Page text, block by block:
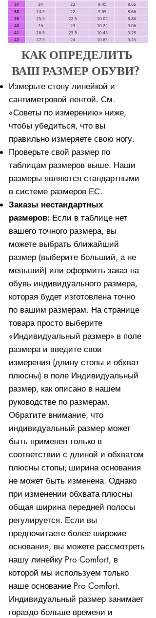
КАК ОПРЕДЕЛИТЬ
ВАШ РАЗМЕР ОБУВИ?
Измерьте стопу линейкой и
сантиметровой лентой. См.
«Советы по измерению» ниже,
чтобы убедиться, что вы
правильно измеряете свою ногу. ​​
Проверьте свой размер по
таблицам размеров выше. Наши
размеры являются стандартными
в системе размеров ЕС.
Заказы нестандартных
размеров: Если в таблице нет
вашего точного размера, вы
можете выбрать ближайший
размер (выберите больший, а не
меньший) или оформить заказ на
обувь индивидуального размера,
которая будет изготовлена ​​точно
по вашим размерам. На странице
товара просто выберите
«Индивидуальный размер» в поле
размера и введите свои
измерения (длину стопы и обхват
плюсны) в поле Индивидуальный
размер, как описано в нашем
руководстве по размерам.
Обратите внимание, что
индивидуальный размер может
быть применен только в
соответствии с длиной и обхватом
плюсны стопы; ширина основания
не может быть изменена. Однако
при изменении обхвата плюсны
общая ширина передней полосы
регулируется. Если вы
предпочитаете более широкие
основания, вы можете рассмотреть
нашу линейку Pro Comfort, в
которой мы используем только
наше основание Pro Comfort.
Индивидуальный размер занимает
гораздо больше времени и